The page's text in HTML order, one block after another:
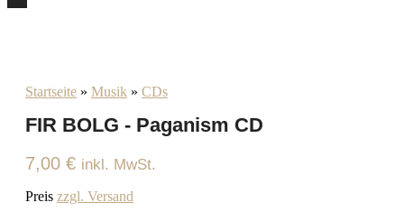
Startseite » Musik » CDs
FIR BOLG - Paganism CD
7,00 € inkl. MwSt.
Preis zzgl. Versand